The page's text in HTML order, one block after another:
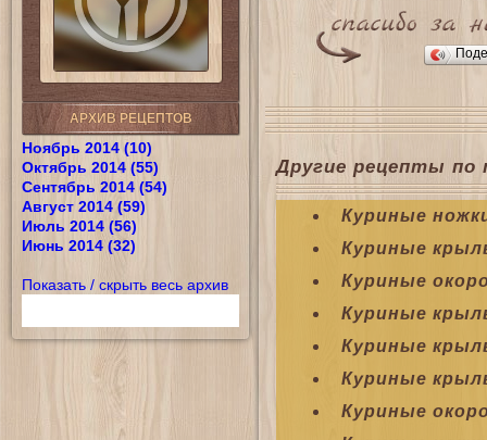
АРХИВ РЕЦЕПТОВ
Ноябрь 2014 (10)
Октябрь 2014 (55)
Сентябрь 2014 (54)
Август 2014 (59)
Июль 2014 (56)
Июнь 2014 (32)
Показать / скрыть весь архив
Другие рецепты по
Куриные
Куриные
Куриные
Куриные
Куриные
Куриные
Куриные